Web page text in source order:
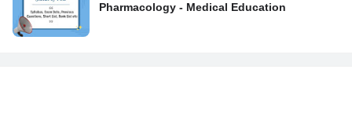
Pharmacology - Medical Education